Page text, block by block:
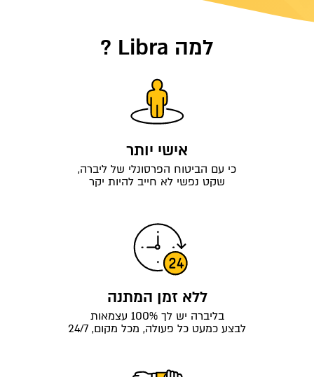
למה Libra ?
אישי יותר
כי עם הביטוח הפרסונלי של ליברה,
שקט נפשי לא חייב להיות יקר
ללא זמן המתנה
בליברה יש לך 100% עצמאות
לבצע כמעט כל פעולה, מכל מקום, 24/7